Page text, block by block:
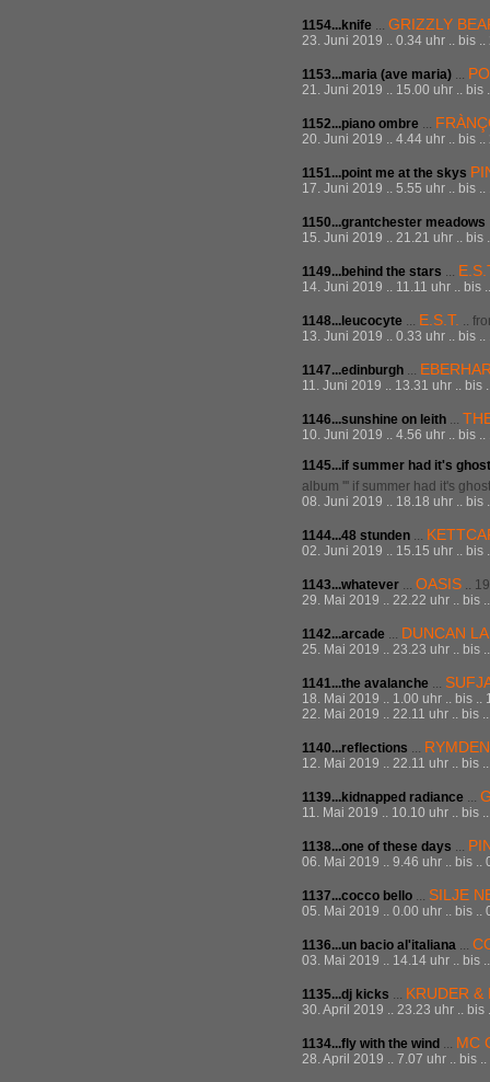
1154...knife ... GRIZZLY
23. Juni 2019 .. 0.34 uhr .. bis
1153...maria (ave maria) ...
21. Juni 2019 .. 15.00 uhr .. bis
1152...piano ombre ...
20. Juni 2019 .. 4.44 uhr .. bis
1151...point me at the skys
17. Juni 2019 .. 5.55 uhr .. bis
1150...grantchester meadows
15. Juni 2019 .. 21.21 uhr ..
1149...behind the stars ...
14. Juni 2019 .. 11.11 uhr .. bis
1148...leucocyte ... E.S.T. ..
13. Juni 2019 .. 0.33 uhr .. bis
1147...edinburgh ...
11. Juni 2019 .. 13.31 uhr ..
1146...sunshine on leith ...
10. Juni 2019 .. 4.56 uhr .. bis
1145...if summer had it's
album ''' if summer had it's
08. Juni 2019 .. 18.18 uhr .. bis
1144...48 stunden ...
02. Juni 2019 .. 15.15 uhr .. bis
1143...whatever ... OASIS ..
29. Mai 2019 .. 22.22 uhr .. bis
1142...arcade ... DUNCAN
25. Mai 2019 .. 23.23 uhr .. bis
1141...the avalanche ...
18. Mai 2019 .. 1.00 uhr .. bis
22. Mai 2019 .. 22.11 uhr .. bis
1140...reflections ... RYMDEN
12. Mai 2019 .. 22.11 uhr .. bis
1139...kidnapped radiance ...
11. Mai 2019 .. 10.10 uhr .. bis
1138...one of these days ...
06. Mai 2019 .. 9.46 uhr .. bis
1137...cocco bello ... SILJE
05. Mai 2019 .. 0.00 uhr .. bis
1136...un bacio al'italiana ...
03. Mai 2019 .. 14.14 uhr .. bis
1135...dj kicks ... KRUDER &
30. April 2019 .. 23.23 uhr ..
1134...fly with the wind ... MC
28. April 2019 .. 7.07 uhr .. bis